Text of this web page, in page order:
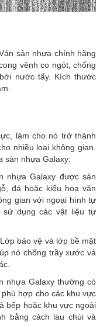
sàn nhựa chính hãng
vênh co ngót, chống
nước tẩy. Kích thước
làm cho nó trở thành
nhiều loại không gian.
sàn nhựa Galaxy:
nhựa Galaxy được sản
đá hoặc kiểu hoa văn
gian với ngoại hình tự
sử dụng các vật liệu tự
bảo vệ và lớp bề mặt
nó chống trầy xước và
nhựa Galaxy thường có
hợp cho các khu vực
bếp hoặc khu vực ngoài
bằng cách lau chùi và